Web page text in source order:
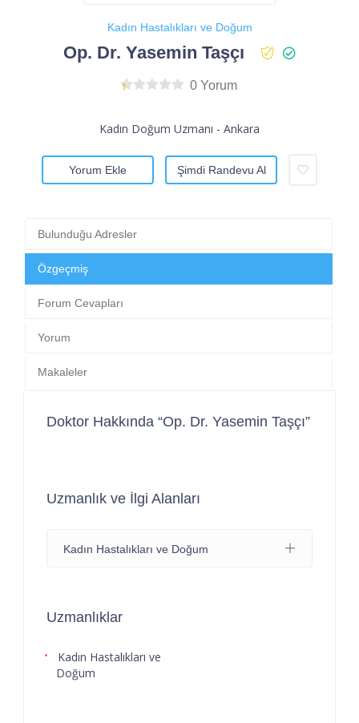
Kadın Hastalıkları ve Doğum
Op. Dr. Yasemin Taşçı
0 Yorum
Kadın Doğum Uzmanı - Ankara
Yorum Ekle Şimdi Randevu Al
Bulunduğu Adresler
Özgeçmiş
Forum Cevapları
Yorum
Makaleler
Doktor Hakkında “Op. Dr. Yasemin Taşçı”
Uzmanlık ve İlgi Alanları
Kadın Hastalıkları ve Doğum
Uzmanlıklar
Kadın Hastalıkları ve
Doğum